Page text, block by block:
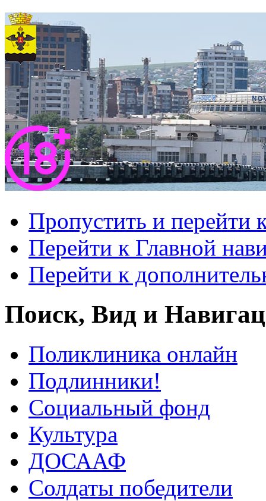
Пропустить и перейти
Перейти к Главной
Перейти к
Поиск, Вид и
Поликлиника онлайн
Подлинники!
Социальный фонд
Культура
ДОСААФ
Солдаты победители